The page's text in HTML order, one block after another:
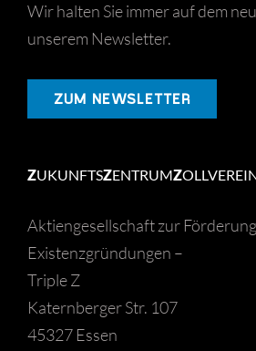
Wir halten Sie immer auf dem
unserem Newsletter.
ZUM NEWSLETTER
ZUKUNFTSZENTRUMZ
Aktiengesellschaft zur
Existenzgründungen –
Triple Z
Katernberger Str. 107
45327 Essen